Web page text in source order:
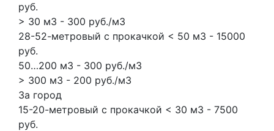
руб.
> 30 м3 - 300 руб./м3
28-52-метровый с прокачкой < 50 м3 - 15000
руб.
50…200 м3 - 300 руб./м3
> 300 м3 - 200 руб./м3
За город
15-20-метровый с прокачкой < 30 м3 - 7500
руб.